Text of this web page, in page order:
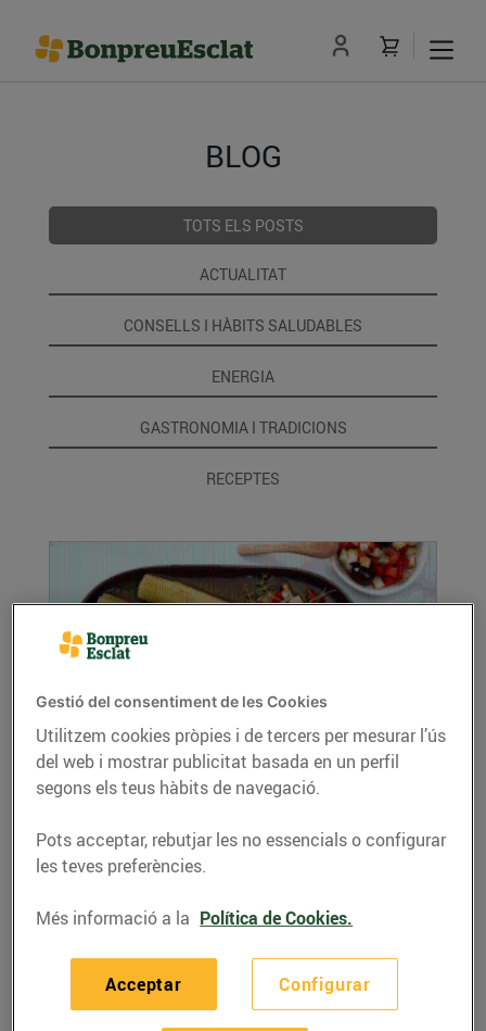
BLOG
TOTS ELS POSTS
ACTUALITAT
CONSELLS I HÀBITS SALUDABLES
ENERGIA
GASTRONOMIA I TRADICIONS
RECEPTES
Porros rostits amb sardinetes i vinagreta
19/de febrer/2021
Ingredients per a 4 persones: 12 porros 1 ceba
1/2 pebrot vermell 1/2 carbassó 1...
Gestió del consentiment de les Cookies
Utilitzem cookies pròpies i de tercers per mesurar l’ús
del web i mostrar publicitat basada en un perfil
segons els teus hàbits de navegació.
Pots acceptar, rebutjar les no essencials o configurar
les teves preferències.
Més informació a la Política de Cookies.
Configurar
Acceptar